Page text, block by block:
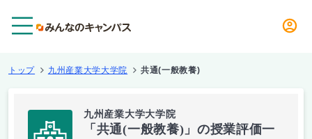
トップ 九州産業大学大学院 共通(一般教養)
九州産業大学大学院
「共通(一般教養)」の授業評価一